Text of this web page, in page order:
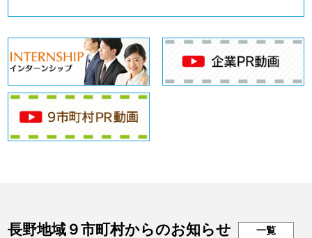
長野地域９市町村からのお知らせ 一覧